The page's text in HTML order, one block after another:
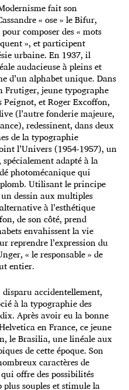
fait son
« ose » le Bifur,
composer des « mots
», et participent
urbaine. En 1937, il
audacieuse à pleins et
d’un alphabet unique. Dans
Frutiger, jeune typographe
Peignot, et Roger Excoffon,
(l’autre fonderie majeure,
redessinent, dans deux
de la typographie
l’Univers (1954-1957), un
adapté à la
photomécanique qui
Utilisant le principe
dessin aux multiples
à l’esthétique
de son côté, prend
envahissent la vie
reprendre l’expression du
« le responsable » de
entier.
accidentel­lement,
à la typographie des
Après avoir eu la bonne
en France, ce jeune
le Brasilia, une linéale aux
de cette époque. Son
caractères de
offre des possibilités
souples et stimule la